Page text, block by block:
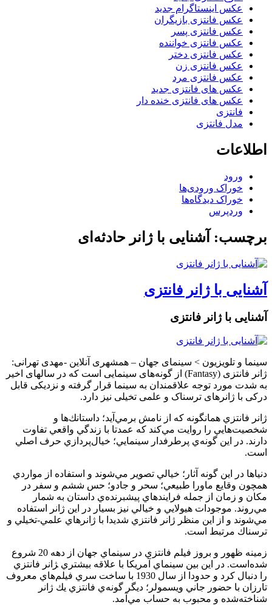
عکس اینستاگرام جدید
عکس فانتزی بازیگران
عکس فانتزی پسر
عکس فانتزی خواننده
عکس فانتزی دختر
عکس فانتزی زن
عکس فانتزی مرد
عکس های فانتزی جدید
عکس های فانتزی خنده دار
فانتزی
مدل فانتزی
اطلاعات
ورود
خوراک ورودی‌ها
خوراک دیدگاه‌ها
وردپرس
برچسب: آشنایی با ژانر حادثه‌ای
آشنایی با ژانر فانتزی
آشنایی با ژانر فانتزی
سینما و تلویزیون > سینمای‌ جهان – همشهری آنلاین -مهدی تهرانی:
ژانر فانتزی (Fantasy) از گونه‌های سینمایی است که در سالهای اخیر
به شدت مورد توجه علاقمندان به سینما قرار گرفته و نزدیکی قابل
درکی با ژانرهای ترسناک و علمی تخیلی نیز دارد.
ژانر فانتزي همانگونه كه از نامش برمي‌آيد؛ داستانك‌ها و
شخصيت‌هايي را روايت مي‌كند كه عمدتا با زندگي واقعي تفاوت
دارند. در اين گونه‌ي پرطرفدار سينمايي؛ خيال‌پردازي حرف اصلي
است.
دنياها در اين گونه آثار؛ خيالي تصوير مي‌شوند و استفاده از مواردي
همچون وقايع ماورا طبيعي؛ سحر و جادو؛ حس ششم و سفر در
مكان و زمان از جمله فرايندهاي پيشبرنده‌ي داستان به شمار
مي‌روند. موجودات هيولايي و خيالي نيز بسيار در اين ژانر استفاده
مي‌شوند و از اين منظر ژانر فانتزي شديدا با ژانرهاي علمي-تخيلي و
ترسناك مرتبط است.
زمينه ظهور و بروز فيلم فانتزي در سينماي جهان از دهه 20 شروع
شده‌است. در اين بين سينماي آمريكا با علاقه بيشتري ‍ژانر فانتزي
را دنبال كرد و حدودا از سال 1930 با ساخت سري فيلم‌هاي معروف
تارزان با حضور جاني ويسمولر؛ ديگر گونه‌ي فانتزي يك ژانر
شناخته‌شده و محبوب به حساب مي‌آمد.